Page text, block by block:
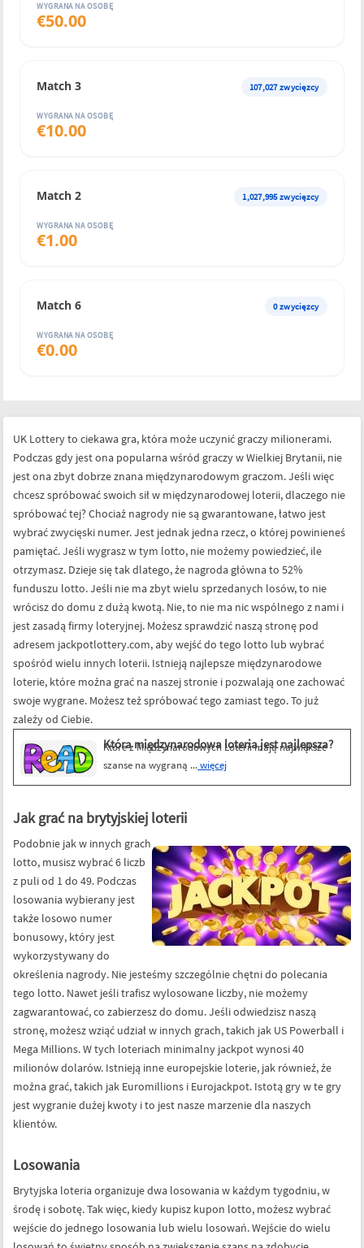
WYGRANA NA OSOBĘ
€50.00
Match 3 107,027zwycięzcy
WYGRANA NA OSOBĘ
€10.00
Match 2 1,027,995zwycięzcy
WYGRANA NA OSOBĘ
€1.00
Match 6 0zwycięzcy
WYGRANA NA OSOBĘ
€0.00
UK Lottery to ciekawa gra, która może uczynić graczy milionerami.
Podczas gdy jest ona popularna wśród graczy w Wielkiej Brytanii, nie
jest ona zbyt dobrze znana międzynarodowym graczom. Jeśli więc
chcesz spróbować swoich sił w międzynarodowej loterii, dlaczego nie
spróbować tej? Chociaż nagrody nie są gwarantowane, łatwo jest
wybrać zwycięski numer. Jest jednak jedna rzecz, o której powinieneś
pamiętać. Jeśli wygrasz w tym lotto, nie możemy powiedzieć, ile
otrzymasz. Dzieje się tak dlatego, że nagroda główna to 52%
funduszu lotto. Jeśli nie ma zbyt wielu sprzedanych losów, to nie
wrócisz do domu z dużą kwotą. Nie, to nie ma nic wspólnego z nami i
jest zasadą firmy loteryjnej. Możesz sprawdzić naszą stronę pod
adresem jackpotlottery.com, aby wejść do tego lotto lub wybrać
spośród wielu innych loterii. Istnieją najlepsze międzynarodowe
loterie, które można grać na naszej stronie i pozwalają one zachować
swoje wygrane. Możesz też spróbować tego zamiast tego. To już
zależy od Ciebie.
Która międzynarodowa loteria jest najlepsza?
Które z Międzynarodowych Loterii mają największe
szanse na wygraną ...więcej
Jak grać na brytyjskiej loterii
Podobnie jak w innych grach
lotto, musisz wybrać 6 liczb
z puli od 1 do 49. Podczas
losowania wybierany jest
także losowo numer
bonusowy, który jest
wykorzystywany do
określenia nagrody. Nie jesteśmy szczególnie chętni do polecania
tego lotto. Nawet jeśli trafisz wylosowane liczby, nie możemy
zagwarantować, co zabierzesz do domu. Jeśli odwiedzisz naszą
stronę, możesz wziąć udział w innych grach, takich jak US Powerball i
Mega Millions. W tych loteriach minimalny jackpot wynosi 40
milionów dolarów. Istnieją inne europejskie loterie, jak również, że
można grać, takich jak Euromillions i Eurojackpot. Istotą gry w te gry
jest wygranie dużej kwoty i to jest nasze marzenie dla naszych
klientów.
Losowania
Brytyjska loteria organizuje dwa losowania w każdym tygodniu, w
środę i sobotę. Tak więc, kiedy kupisz kupon lotto, możesz wybrać
wejście do jednego losowania lub wielu losowań. Wejście do wielu